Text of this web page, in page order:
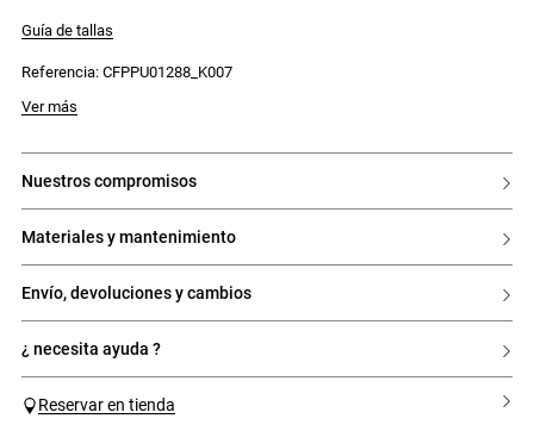
- Corte ajustado
- CP bordado en la parte delantera superior central
Guía de tallas
Referencia: CFPPU01288_K007
Ver más
nuestros compromisos
materiales y mantenimiento
envío, devoluciones y cambios
¿ necesita ayuda ?
Reservar en tienda